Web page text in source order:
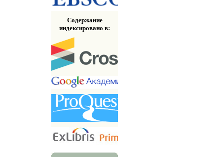
Содержание
индексировано в: